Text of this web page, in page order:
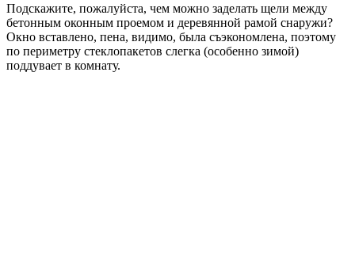
Подскажите, пожалуйста, чем можно заделать щели между
бетонным оконным проемом и деревянной рамой снаружи?
Окно вставлено, пена, видимо, была съэкономлена, поэтому
по периметру стеклопакетов слегка (особенно зимой)
поддувает в комнату.